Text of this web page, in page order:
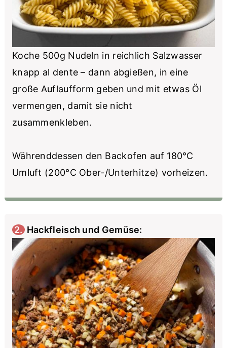
Koche 500g Nudeln in reichlich Salzwasser
knapp al dente – dann abgießen, in eine
große Auflaufform geben und mit etwas Öl
vermengen, damit sie nicht
zusammenkleben.
Währenddessen den Backofen auf 180°C
Umluft (200°C Ober-/Unterhitze) vorheizen.
2. Hackfleisch und Gemüse: